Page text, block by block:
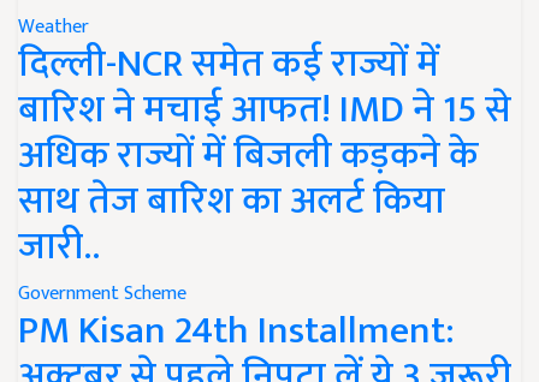
Weather
दिल्ली-NCR समेत कई राज्यों में
बारिश ने मचाई आफत! IMD ने 15 से
अधिक राज्यों में बिजली कड़कने के
साथ तेज बारिश का अलर्ट किया
जारी..
Government Scheme
PM Kisan 24th Installment: